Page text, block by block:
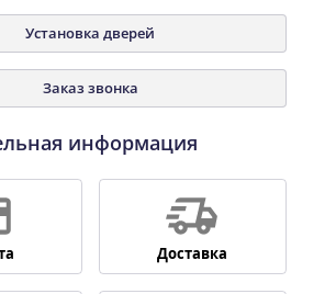
Установка дверей
Заказ звонка
информация
Доставка